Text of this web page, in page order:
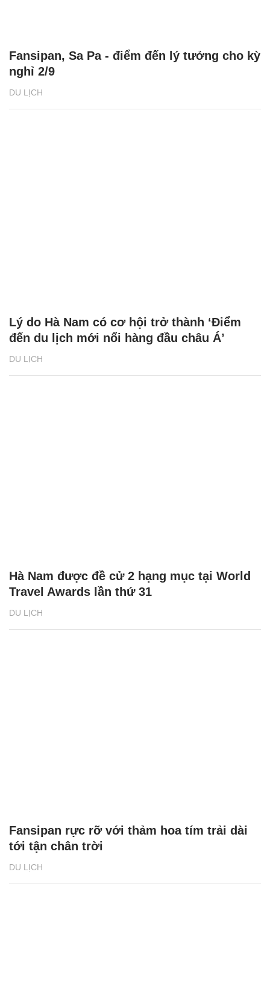
DU LỊCH
Fansipan, Sa Pa - điểm đến lý tưởng cho kỳ
nghỉ 2/9
DU LỊCH
Lý do Hà Nam có cơ hội trở thành ‘Điểm
đến du lịch mới nổi hàng đầu châu Á’
DU LỊCH
Hà Nam được đề cử 2 hạng mục tại World
Travel Awards lần thứ 31
DU LỊCH
Fansipan rực rỡ với thảm hoa tím trải dài
tới tận chân trời